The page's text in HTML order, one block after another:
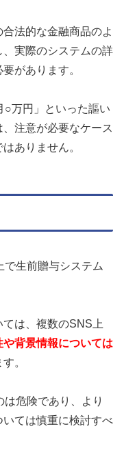
法的な金融商品のよ
実際のシステムの詳
があります。
○万円」といった謳い
注意が必要なケース
ありません。
で生前贈与システム
は、複数のSNS上
や背景情報については
。
危険であり、より
ては慎重に検討すべ